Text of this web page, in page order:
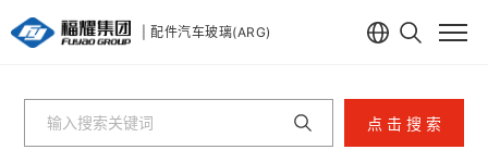
| 配件汽车玻璃(ARG)
点 击 搜 索